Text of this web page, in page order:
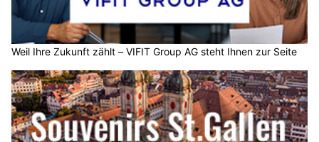
Weil Ihre Zukunft zählt – VIFIT Group AG steht Ihnen zur Seite